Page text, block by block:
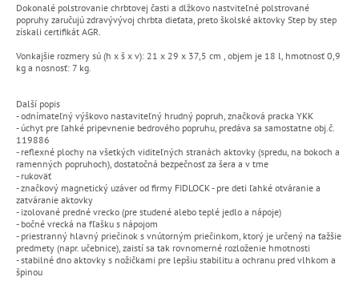
Dokonalé polstrovanie chrbtovej časti a dlžkovo nastviteľné polstrované
popruhy zaručujú zdravývývoj chrbta dieťata, preto školské aktovky Step by step
získali certifikát AGR.
Vonkajšie rozmery sú (h x š x v): 21 x 29 x 37,5 cm , objem je 18 l, hmotnosť 0,9
kg a nosnosť: 7 kg.
Další popis
- odnímateľný výškovo nastaviteľný hrudný popruh, značková pracka YKK
- úchyt pre ľahké pripevnenie bedrového popruhu, predáva sa samostatne obj.č.
119886
- reflexné plochy na všetkých viditeľných stranách aktovky (spredu, na bokoch a
ramenných popruhoch), dostatočná bezpečnosť za šera a v tme
- rukoväť
- značkový magnetický uzáver od firmy FIDLOCK - pre deti ľahké otváranie a
zatváranie aktovky
- izolované predné vrecko (pre studené alebo teplé jedlo a nápoje)
- bočné vrecká na fľašku s nápojom
- priestranný hlavný priečinok s vnútorným priečinkom, ktorý je určený na ťažšie
predmety (napr. učebnice), zaistí sa tak rovnomerné rozloženie hmotnosti
- stabilné dno aktovky s nožičkami pre lepšiu stabilitu a ochranu pred vlhkom a
špinou